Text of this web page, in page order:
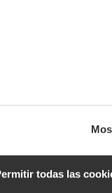
todas las
por nosotros mismos
ideales de